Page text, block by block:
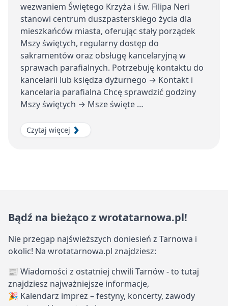
wezwaniem Świętego Krzyża i św. Filipa Neri
stanowi centrum duszpasterskiego życia dla
mieszkańców miasta, oferując stały porządek
Mszy świętych, regularny dostęp do
sakramentów oraz obsługę kancelaryjną w
sprawach parafialnych. Potrzebuję kontaktu do
kancelarii lub księdza dyżurnego → Kontakt i
kancelaria parafialna Chcę sprawdzić godziny
Mszy świętych → Msze święte …
Czytaj więcej
Bądź na bieżąco z wrotatarnowa.pl!
Nie przegap najświeższych doniesień z Tarnowa i
okolic! Na wrotatarnowa.pl znajdziesz:
📰 Wiadomości z ostatniej chwili Tarnów - to tutaj
znajdziesz najważniejsze informacje,
🎉 Kalendarz imprez – festyny, koncerty, zawody